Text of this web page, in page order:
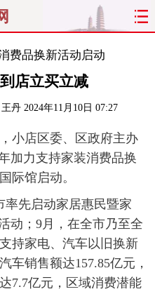
太原
文明
政务 教育
热评 社区
费品换新活动启动
店立买立减
丹 2024年11月10日 07:27
店区委、区政府主办
加力支持家装消费品换
际馆启动。
先启动家居惠民暨家
动；9月，在全市乃至全
持家电、汽车以旧换新
车销售额达157.85亿元，
7.7亿元，区域消费潜能